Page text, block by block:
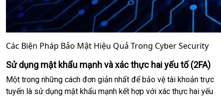
Các Biện Pháp Bảo Mật Hiệu Quả Trong Cyber Security
Sử dụng mật khẩu mạnh và xác thực hai yếu tố (2FA)
Một trong những cách đơn giản nhất để bảo vệ tài khoản trực
tuyến là sử dụng mật khẩu mạnh kết hợp với xác thực hai yếu